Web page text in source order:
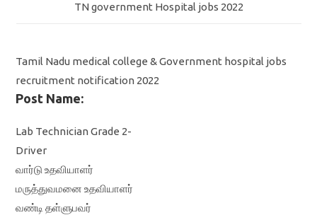
TN government Hospital jobs 2022
Tamil Nadu medical college & Government hospital jobs
recruitment notification 2022
Post Name:
Lab Technician Grade 2-
Driver
வார்டு உதவியாளர்
மருத்துவமனை உதவியாளர்
வண்டி தள்ளுபவர்